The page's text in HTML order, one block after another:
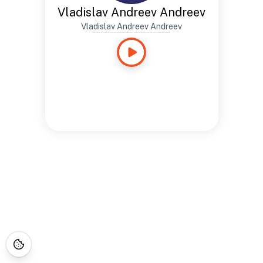
Vladislav Andreev Andreev
Vladislav Andreev Andreev